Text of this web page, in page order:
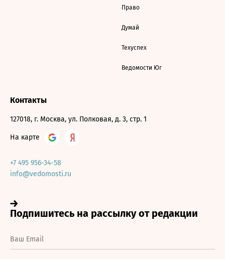
Право
Думай
Техуспех
Ведомости Юг
Контакты
127018, г. Москва, ул. Полковая, д. 3, стр. 1
На карте
+7 495 956-34-58
info@vedomosti.ru